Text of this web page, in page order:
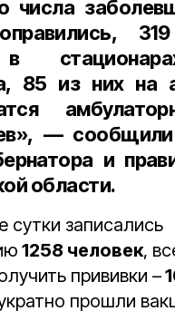
числа
85 из них на
—
и
области.
сутки записались
1258 человек,
прививки –
прошли